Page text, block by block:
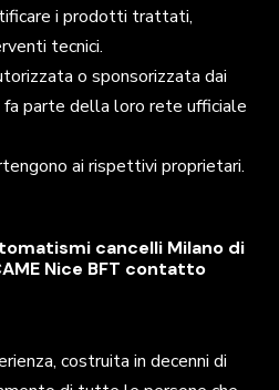
i prodotti trattati,
tecnici.
o sponsorizzata dai
parte della loro rete ufficiale
ai rispettivi proprietari.
cancelli Milano di
Nice BFT contatto
costruita in decenni di